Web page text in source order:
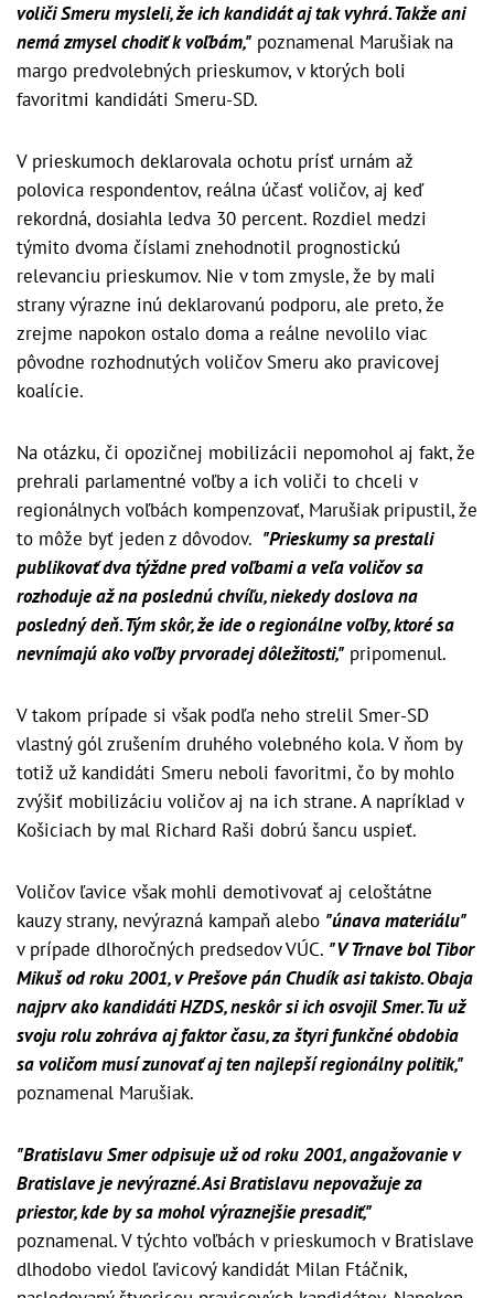
voliči Smeru mysleli, že ich kandidát aj tak vyhrá. Takže ani
nemá zmysel chodiť k voľbám," poznamenal Marušiak na
margo predvolebných prieskumov, v ktorých boli
favoritmi kandidáti Smeru-SD.
V prieskumoch deklarovala ochotu prísť urnám až
polovica respondentov, reálna účasť voličov, aj keď
rekordná, dosiahla ledva 30 percent. Rozdiel medzi
týmito dvoma číslami znehodnotil prognostickú
relevanciu prieskumov. Nie v tom zmysle, že by mali
strany výrazne inú deklarovanú podporu, ale preto, že
zrejme napokon ostalo doma a reálne nevolilo viac
pôvodne rozhodnutých voličov Smeru ako pravicovej
koalície.
Na otázku, či opozičnej mobilizácii nepomohol aj fakt, že
prehrali parlamentné voľby a ich voliči to chceli v
regionálnych voľbách kompenzovať, Marušiak pripustil, že
to môže byť jeden z dôvodov. "Prieskumy sa prestali
publikovať dva týždne pred voľbami a veľa voličov sa
rozhoduje až na poslednú chvíľu, niekedy doslova na
posledný deň. Tým skôr, že ide o regionálne voľby, ktoré sa
nevnímajú ako voľby prvoradej dôležitosti," pripomenul.
V takom prípade si však podľa neho strelil Smer-SD
vlastný gól zrušením druhého volebného kola. V ňom by
totiž už kandidáti Smeru neboli favoritmi, čo by mohlo
zvýšiť mobilizáciu voličov aj na ich strane. A napríklad v
Košiciach by mal Richard Raši dobrú šancu uspieť.
Voličov ľavice však mohli demotivovať aj celoštátne
kauzy strany, nevýrazná kampaň alebo "únava materiálu"
v prípade dlhoročných predsedov VÚC. "V Trnave bol Tibor
Mikuš od roku 2001, v Prešove pán Chudík asi takisto. Obaja
najprv ako kandidáti HZDS, neskôr si ich osvojil Smer. Tu už
svoju rolu zohráva aj faktor času, za štyri funkčné obdobia
sa voličom musí zunovať aj ten najlepší regionálny politik,"
poznamenal Marušiak.
"Bratislavu Smer odpisuje už od roku 2001, angažovanie v
Bratislave je nevýrazné. Asi Bratislavu nepovažuje za
priestor, kde by sa mohol výraznejšie presadiť,"
poznamenal.V týchto voľbách v prieskumoch v Bratislave
dlhodobo viedol ľavicový kandidát Milan Ftáčnik,